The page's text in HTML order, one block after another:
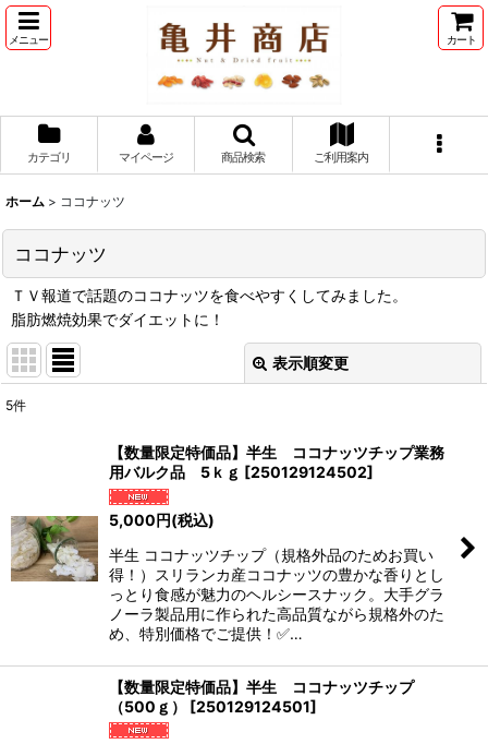
メニュー カート
カテゴリ マイページ 商品検索 ご利用案内
ホーム > ココナッツ
ココナッツ
ＴＶ報道で話題のココナッツを食べやすくしてみました。
脂肪燃焼効果でダイエットに！
表示順変更
絞り込む
5件
【数量限定特価品】半生 ココナッツチップ業務
用バルク品 5ｋｇ [250129124502]
5,000円(税込)
半生 ココナッツチップ（規格外品のためお買い
得！）スリランカ産ココナッツの豊かな香りとし
っとり食感が魅力のヘルシースナック。大手グラ
ノーラ製品用に作られた高品質ながら規格外のた
め、特別価格でご提供！✅…
【数量限定特価品】半生 ココナッツチップ
（500ｇ）
[250129124501]